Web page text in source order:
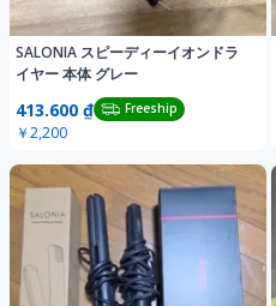
SALONIA スピーディーイオンドラ
イヤー 本体 グレー
413.600 ₫ Freeship
￥2,200